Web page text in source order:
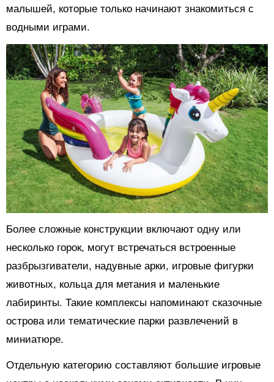
малышей, которые только начинают знакомиться с
водными играми.
Более сложные конструкции включают одну или
несколько горок, могут встречаться встроенные
разбрызгиватели, надувные арки, игровые фигурки
животных, кольца для метания и маленькие
лабиринты. Такие комплексы напоминают сказочные
острова или тематические парки развлечений в
миниатюре.
Отдельную категорию составляют большие игровые